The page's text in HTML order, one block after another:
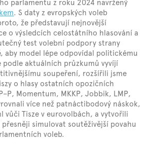
parlamentu z roku 2024 navržený
. S daty z evropských voleb
že představují nejnovější
o výsledcích celostátního hlasování a
test volební podpory strany
aby model lépe odpovídal politickému
podle aktuálních průzkumů vyvíjí
soupeření, rozšířili jsme
o hlasy ostatních opozičních
Momentum, MKKP, Jobbik, LMP,
více než patnáctibodový náskok,
vůči Tisze v eurovolbách, a vytvořili
simulovat soutěživější povahu
voleb.